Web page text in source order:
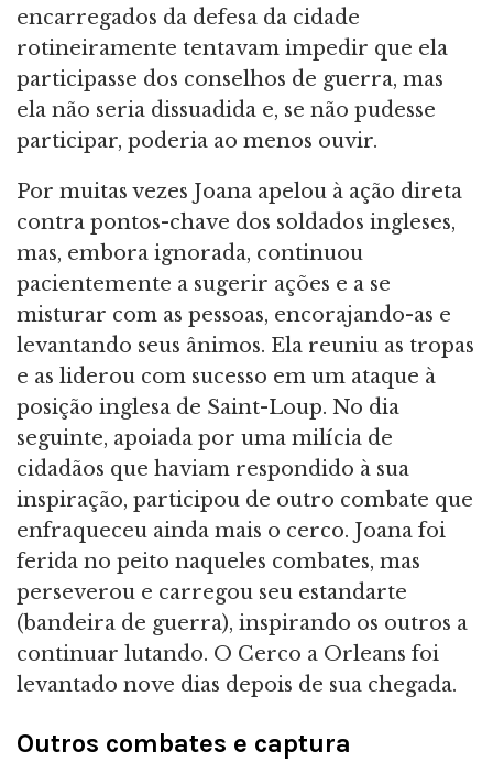
encarregados da defesa da cidade
rotineiramente tentavam impedir que ela
participasse dos conselhos de guerra, mas
ela não seria dissuadida e, se não pudesse
participar, poderia ao menos ouvir.
Por muitas vezes Joana apelou à ação direta
contra pontos-chave dos soldados ingleses,
mas, embora ignorada, continuou
pacientemente a sugerir ações e a se
misturar com as pessoas, encorajando-as e
levantando seus ânimos. Ela reuniu as tropas
e as liderou com sucesso em um ataque à
posição inglesa de Saint-Loup. No dia
seguinte, apoiada por uma milícia de
cidadãos que haviam respondido à sua
inspiração, participou de outro combate que
enfraqueceu ainda mais o cerco. Joana foi
ferida no peito naqueles combates, mas
perseverou e carregou seu estandarte
(bandeira de guerra), inspirando os outros a
continuar lutando. O Cerco a Orleans foi
levantado nove dias depois de sua chegada.
Outros combates e captura